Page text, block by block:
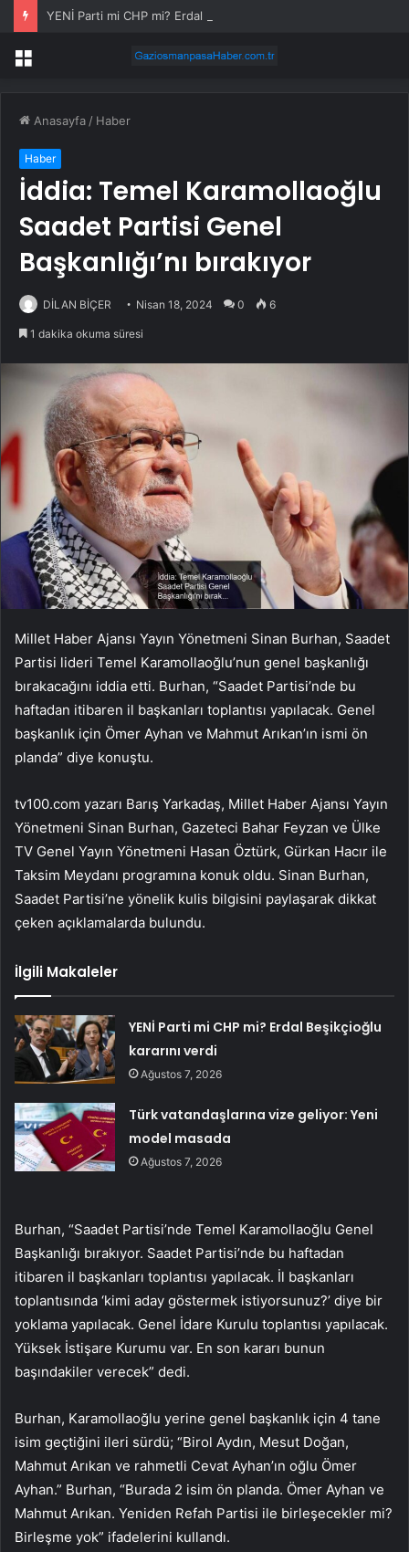
YENİ Parti mi CHP mi? Erdal Beşikçioğlu kararını verdi
Menü
Anasayfa / Haber
Haber
İddia: Temel Karamollaoğlu
Saadet Partisi Genel
Başkanlığı’nı bırakıyor
DİLAN BİÇER Nisan 18, 2024 0 6
1 dakika okuma süresi
Millet Haber Ajansı Yayın Yönetmeni Sinan Burhan, Saadet
Partisi lideri Temel Karamollaoğlu’nun genel başkanlığı
bırakacağını iddia etti. Burhan, “Saadet Partisi’nde bu
haftadan itibaren il başkanları toplantısı yapılacak. Genel
başkanlık için Ömer Ayhan ve Mahmut Arıkan’ın ismi ön
planda” diye konuştu.
tv100.com yazarı Barış Yarkadaş, Millet Haber Ajansı Yayın
Yönetmeni Sinan Burhan, Gazeteci Bahar Feyzan ve Ülke
TV Genel Yayın Yönetmeni Hasan Öztürk, Gürkan Hacır ile
Taksim Meydanı programına konuk oldu. Sinan Burhan,
Saadet Partisi’ne yönelik kulis bilgisini paylaşarak dikkat
çeken açıklamalarda bulundu.
İlgili Makaleler
YENİ Parti mi CHP mi? Erdal Beşikçioğlu
kararını verdi
Ağustos 7, 2026
Türk vatandaşlarına vize geliyor: Yeni
model masada
Ağustos 7, 2026
Burhan, “Saadet Partisi’nde Temel Karamollaoğlu Genel
Başkanlığı bırakıyor. Saadet Partisi’nde bu haftadan
itibaren il başkanları toplantısı yapılacak. İl başkanları
toplantısında ‘kimi aday göstermek istiyorsunuz?’ diye bir
yoklama yapılacak. Genel İdare Kurulu toplantısı yapılacak.
Yüksek İstişare Kurumu var. En son kararı bunun
başındakiler verecek” dedi.
Burhan, Karamollaoğlu yerine genel başkanlık için 4 tane
isim geçtiğini ileri sürdü; “Birol Aydın, Mesut Doğan,
Mahmut Arıkan ve rahmetli Cevat Ayhan’ın oğlu Ömer
Ayhan.” Burhan, “Burada 2 isim ön planda. Ömer Ayhan ve
Mahmut Arıkan. Yeniden Refah Partisi ile birleşecekler mi?
Birleşme yok” ifadelerini kullandı.